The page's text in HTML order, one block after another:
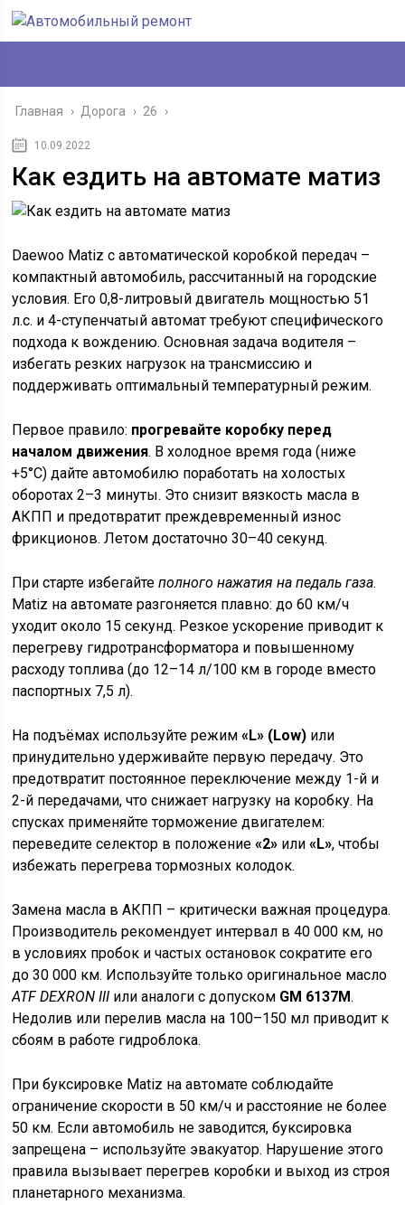
Главная › Дорога › 26 ›
10.09.2022
Как ездить на автомате матиз
Daewoo Matiz с автоматической коробкой передач –
компактный автомобиль, рассчитанный на городские
условия. Его 0,8-литровый двигатель мощностью 51
л.с. и 4-ступенчатый автомат требуют специфического
подхода к вождению. Основная задача водителя –
избегать резких нагрузок на трансмиссию и
поддерживать оптимальный температурный режим.
Первое правило: прогревайте коробку перед
началом движения. В холодное время года (ниже
+5°C) дайте автомобилю поработать на холостых
оборотах 2–3 минуты. Это снизит вязкость масла в
АКПП и предотвратит преждевременный износ
фрикционов. Летом достаточно 30–40 секунд.
При старте избегайтеполного нажатия на педаль газа.
Matiz на автомате разгоняется плавно: до 60 км/ч
уходит около 15 секунд. Резкое ускорение приводит к
перегреву гидротрансформатора и повышенному
расходу топлива (до 12–14 л/100 км в городе вместо
паспортных 7,5 л).
На подъёмах используйте режим«L» (Low) или
принудительно удерживайте первую передачу. Это
предотвратит постоянное переключение между 1-й и
2-й передачами, что снижает нагрузку на коробку. На
спусках применяйте торможение двигателем:
переведите селектор в положение«2» или«L», чтобы
избежать перегрева тормозных колодок.
Замена масла в АКПП – критически важная процедура.
Производитель рекомендует интервал в 40 000 км, но
в условиях пробок и частых остановок сократите его
до 30 000 км. Используйте только оригинальное масло
ATF DEXRON III или аналоги с допуском GM 6137M.
Недолив или перелив масла на 100–150 мл приводит к
сбоям в работе гидроблока.
При буксировке Matiz на автомате соблюдайте
ограничение скорости в 50 км/ч и расстояние не более
50 км. Если автомобиль не заводится, буксировка
запрещена – используйте эвакуатор. Нарушение этого
правила вызывает перегрев коробки и выход из строя
планетарного механизма.